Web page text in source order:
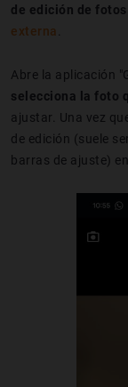
de edición de fotos
externa.
Abre la aplicación
selecciona la foto
ajustar. Una vez
de edición (suele
barras de ajuste)